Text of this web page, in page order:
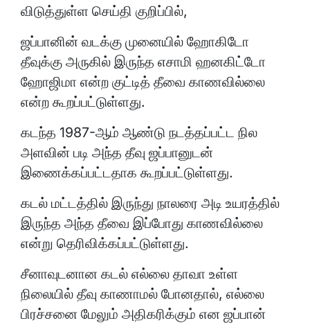
விடுத்துள்ள செய்தி குறிப்பில்,
ஜப்பானின் வடக்கு முனையில் ஹோகிடோ
தீவுக்கு அருகில் இருந்த எசாமி ஹனகிட்டோ
ஹோஜிமா என்ற குட்டித் தீவை காணவில்லை
என்ற கூறப்பட்டுள்ளது.
கடந்த 1987-ஆம் ஆண்டு நடத்தப்பட்ட நில
அளவின் படி அந்த தீவு ஜப்பானுடன்
இணைக்கப்பட்டதாக கூறப்பட்டுள்ளது.
கடல் மட்டத்தில் இருந்து நாலரை அடி உயரத்தில்
இருந்த அந்த தீவை இப்போது காணவில்லை
என்று தெரிவிக்கப்பட்டுள்ளது.
சீனாவுடனான கடல் எல்லை தாவா உள்ள
நிலையில் தீவு காணாமல் போனதால், எல்லை
பிரச்சனை மேலும் அதிகரிக்கும் என ஜப்பான்